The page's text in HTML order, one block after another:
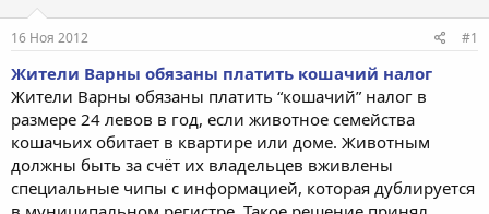
е
м
ы
а
н
и
я
16 Ноя 2012 #1
Жители Варны обязаны платить кошачий налог
Жители Варны обязаны платить “кошачий” налог в
размере 24 левов в год, если животное семейства
кошачьих обитает в квартире или доме. Животным
должны быть за счёт их владельцев вживлены
специальные чипы с информацией, которая дублируется